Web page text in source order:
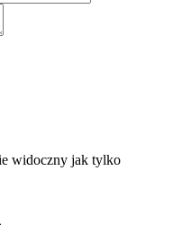
widoczny jak tylko